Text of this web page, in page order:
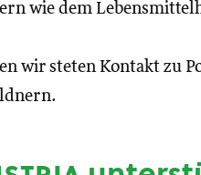
wie dem
wir steten Kontakt zu